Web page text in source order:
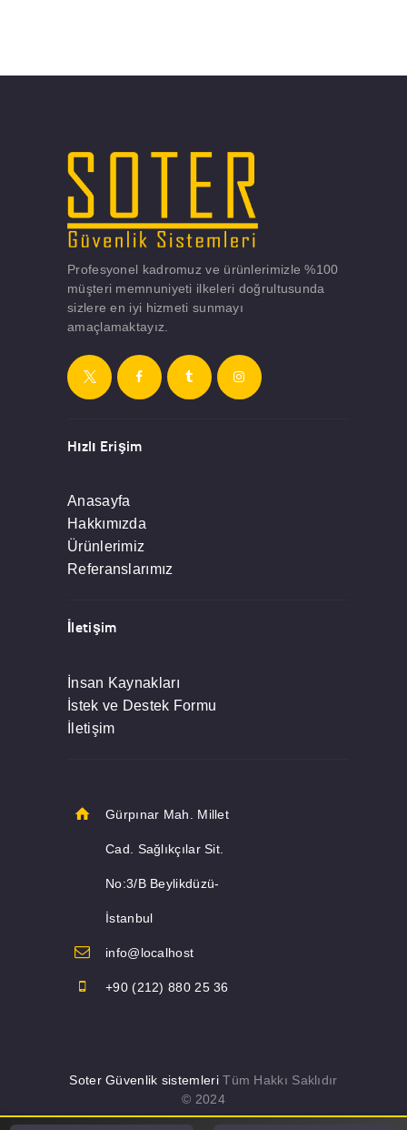
Profesyonel kadromuz ve ürünlerimizle %100
müşteri memnuniyeti ilkeleri doğrultusunda
sizlere en iyi hizmeti sunmayı
amaçlamaktayız.
Hızlı Erişim
Anasayfa
Hakkımızda
Ürünlerimiz
Referanslarımız
İletişim
İnsan Kaynakları
İstek ve Destek Formu
İletişim
Gürpınar Mah. Millet
Cad. Sağlıkçılar Sit.
No:3/B Beylikdüzü-
İstanbul
info@localhost
+90 (212) 880 25 36
Soter Güvenlik sistemleriTüm Hakkı Saklıdır
© 2024